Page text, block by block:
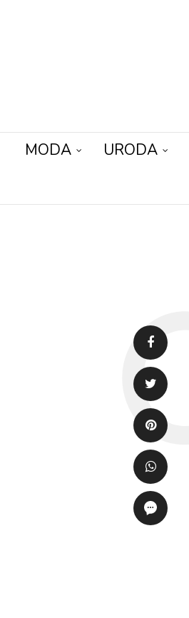
MODA URODA